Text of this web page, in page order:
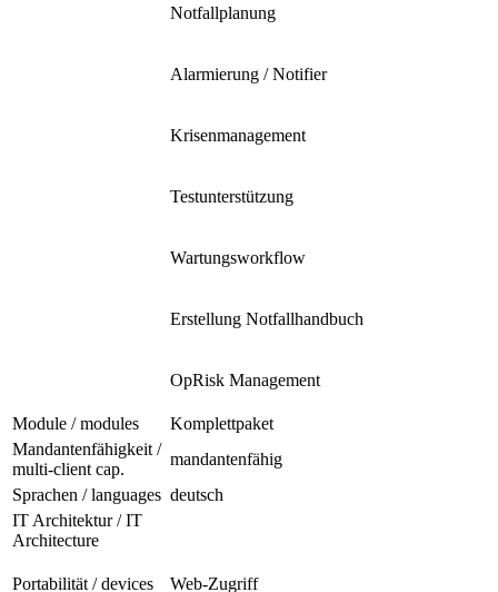
Notfallplanung
Alarmierung / Notifier
Krisenmanagement
Testunterstützung
Wartungsworkflow
Erstellung Notfallhandbuch
OpRisk Management
Module / modules
Komplettpaket
Mandantenfähigkeit /
multi-client cap.
mandantenfähig
Sprachen / languages deutsch
IT Architektur / IT
Architecture
Portabilität / devices Web-Zugriff